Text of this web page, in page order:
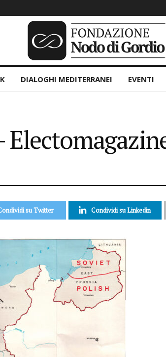
DIALOGHI MEDITERRANEI EVENTI
su Twitter Condividi su Linkedin